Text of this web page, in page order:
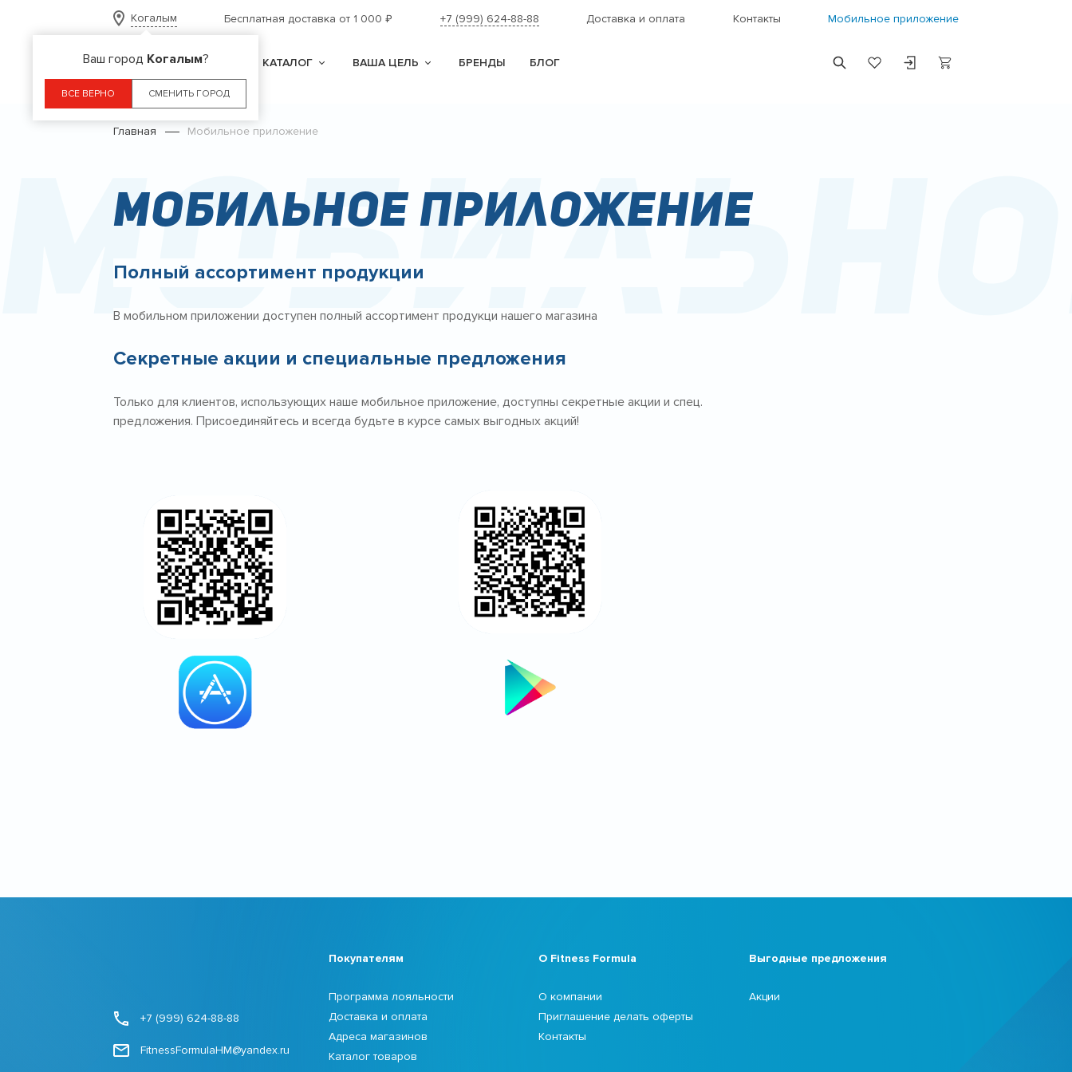
Когалым
Ваш город Когалым?
ВСЕ ВЕРНО СМЕНИТЬ ГОРОД
Бесплатная доставка от 1 000₽ +7 (999) 624-88-88 Доставка и оплата Контакты Мобильное приложение
КАТАЛОГ ВАША ЦЕЛЬ БРЕНДЫ БЛОГ
Главная Мобильное приложение
Мобильное приложение
Полный ассортимент продукции
В мобильном приложении доступен полный ассортимент продукци нашего магазина
Секретные акции и специальные предложения
Только для клиентов, использующих наше мобильное приложение, доступны секретные акции и спец.
предложения. Присоединяйтесь и всегда будьте в курсе самых выгодных акций!
+7 (999) 624-88-88
FitnessFormulaHM@yandex.ru
Покупателям
Программа лояльности
Доставка и оплата
Адреса магазинов
Каталог товаров
О Fitness Formula
О компании
Приглашение делать оферты
Контакты
Выгодные предложения
Акции